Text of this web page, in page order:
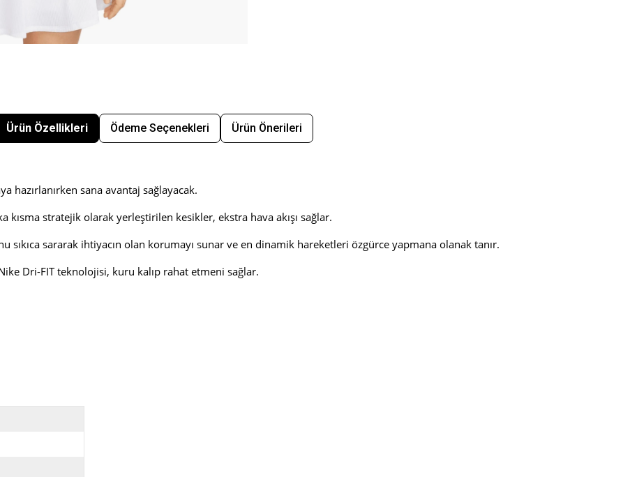
Ürün Özellikleri Ödeme Seçenekleri Ürün Önerileri
hazırlanırken sana avantaj sağlayacak.
stratejik olarak yerleştirilen kesikler, ekstra hava akışı sağlar.
sıkıca sararak ihtiyacın olan korumayı sunar ve en dinamik hareketleri özgürce yapmana olanak tanır.
Dri-FIT teknolojisi, kuru kalıp rahat etmeni sağlar.